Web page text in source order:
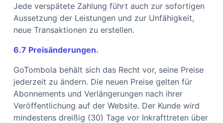
Jede verspätete Zahlung führt auch zur sofortigen
Aussetzung der Leistungen und zur Unfähigkeit,
neue Transaktionen zu erstellen.
6.7 Preisänderungen.
GoTombola behält sich das Recht vor, seine Preise
jederzeit zu ändern. Die neuen Preise gelten für
Abonnements und Verlängerungen nach ihrer
Veröffentlichung auf der Website. Der Kunde wird
mindestens dreißig (30) Tage vor Inkrafttreten über